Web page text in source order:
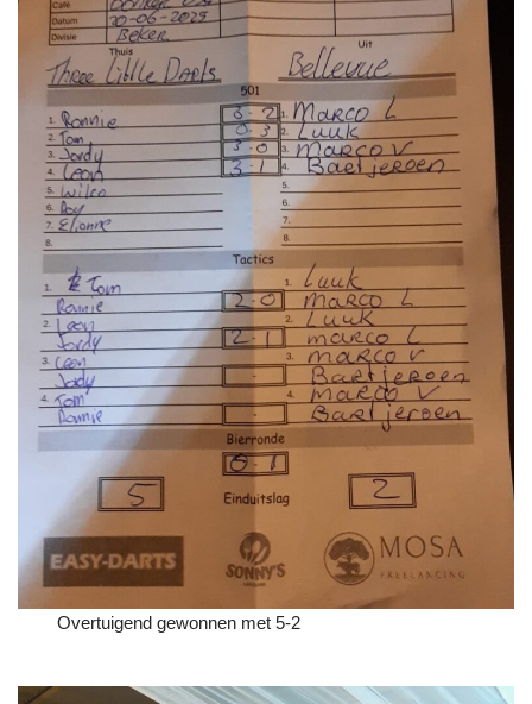
Overtuigend gewonnen met 5-2